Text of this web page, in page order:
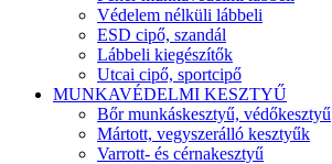
Védelem nélküli lábbeli
ESD cipő, szandál
Lábbeli kiegészítők
Utcai cipő, sportcipő
MUNKAVÉDELMI KESZTYŰ
Bőr munkáskesztyű, védőkesztyű
Mártott, vegyszerálló kesztyűk
Varrott- és cérnakesztyű